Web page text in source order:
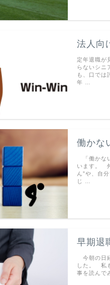
法人向
定年退職が
らないシニ
も、口では
年 …
働かな
「働かな
います。
ん”や、自
じ …
早期退
今朝の日
した。 私
事を読んで